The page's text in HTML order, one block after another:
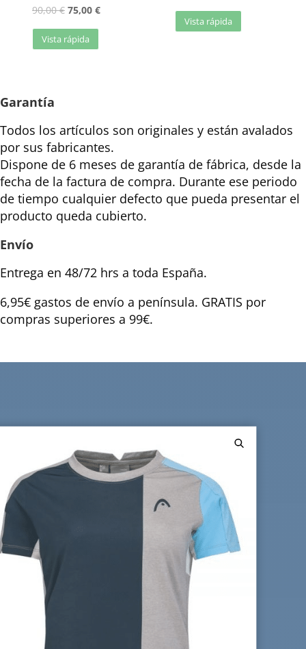
90,00€ 75,00 €
Vista rápida
Vista rápida
Garantía
Todos los artículos son originales y están avalados
por sus fabricantes.
Dispone de 6 meses de garantía de fábrica, desde la
fecha de la factura de compra. Durante ese periodo
de tiempo cualquier defecto que pueda presentar el
producto queda cubierto.
Envío
Entrega en 48/72 hrs a toda España.
6,95€ gastos de envío a península. GRATIS por
compras superiores a 99€.